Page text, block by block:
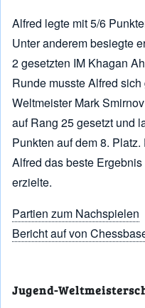
Alfred legte mit 5/6
Unter anderem besiegte
2 gesetzten IM Khagan
Runde musste Alfred
Weltmeister Mark
auf Rang 25 gesetzt und
Punkten auf dem 8.
Alfred das beste
erzielte.
Partien zum Nachspielen
Bericht auf von
Jugend-